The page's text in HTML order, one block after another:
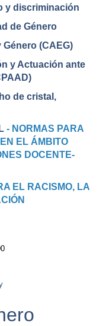
y discriminación
de Género
(CAEG)
y Actuación ante
de cristal,
- NORMAS PARA
EL ÁMBITO
DOCENTE-
EL RACISMO, LA